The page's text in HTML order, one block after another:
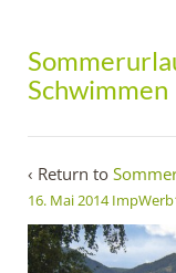
Schwimmen
‹ Return to
16. Mai 2014